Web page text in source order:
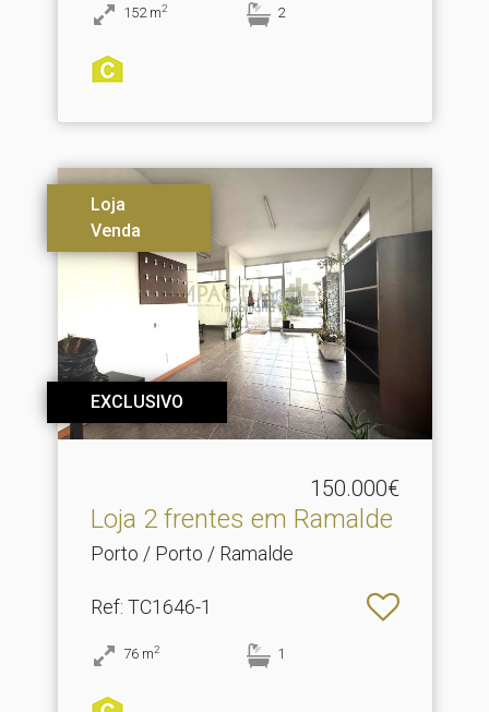
152 m2 2
Loja
Venda
EXCLUSIVO
150.000€
Loja 2 frentes em Ramalde
Porto / Porto / Ramalde
Ref: TC1646-1
76 m2 1